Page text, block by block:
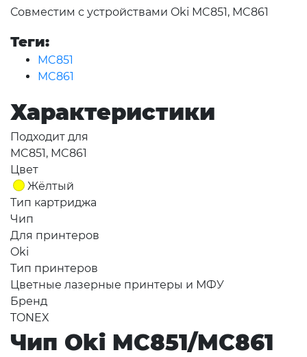
Совместим с устройствами Oki MC851, MC861
Теги:
MC851
MC861
Характеристики
Подходит для
MC851, MC861
Цвет
Жёлтый
Тип картриджа
Чип
Для принтеров
Oki
Тип принтеров
Цветные лазерные принтеры и МФУ
Бренд
TONEX
Чип Oki MC851/MC861